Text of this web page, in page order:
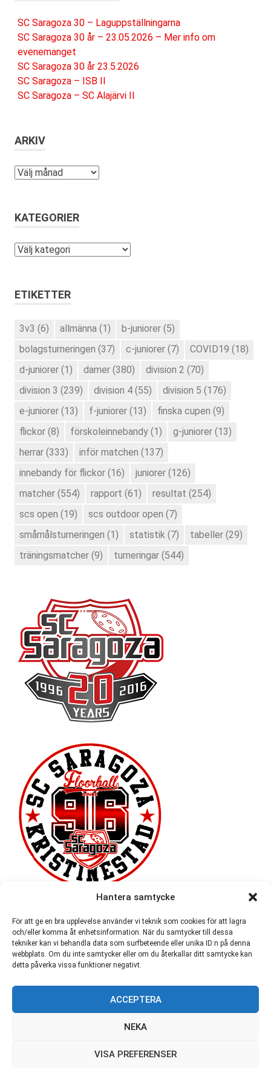
Hantera samtycke
För att ge en bra upplevelse använder vi teknik som cookies för att lagra
och/eller komma åt enhetsinformation. När du samtycker till dessa
tekniker kan vi behandla data som surfbeteende eller unika ID:n på denna
webbplats. Om du inte samtycker eller om du återkallar ditt samtycke kan
detta påverka vissa funktioner negativt.
ACCEPTERA
NEKA
VISA PREFERENSER
SC Saragoza 30 – Laguppställningarna
SC Saragoza 30 år – 23.05.2026 – Mer info om
evenemanget
SC Saragoza 30 år 23.5.2026
SC Saragoza – ISB II
SC Saragoza – SC Alajärvi II
ARKIV
Arkiv
KATEGORIER
Kategorier
ETIKETTER
3v3 (6) allmänna (1) b-juniorer (5)
bolagsturneringen (37) c-juniorer (7) COVID19 (18)
d-juniorer (1) damer (380) division 2 (70)
division 3 (239) division 4 (55) division 5 (176)
e-juniorer (13) f-juniorer (13) finska cupen (9)
flickor (8) förskoleinnebandy (1) g-juniorer (13)
herrar (333) inför matchen (137)
innebandy för flickor (16) juniorer (126)
matcher (554) rapport (61) resultat (254)
scs open (19) scs outdoor open (7)
småmålsturneringen (1) statistik (7) tabeller (29)
träningsmatcher (9) turneringar (544)
© SC Saragoza r.f. 1996-2026